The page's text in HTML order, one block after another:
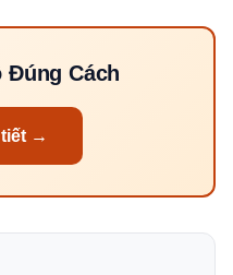
Đúng Cách
tiết →